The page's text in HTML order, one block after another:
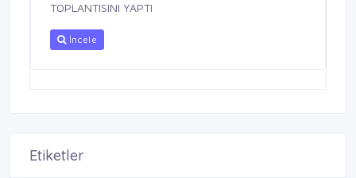
TOPLANTISINI YAPTI
İncele
Etiketler